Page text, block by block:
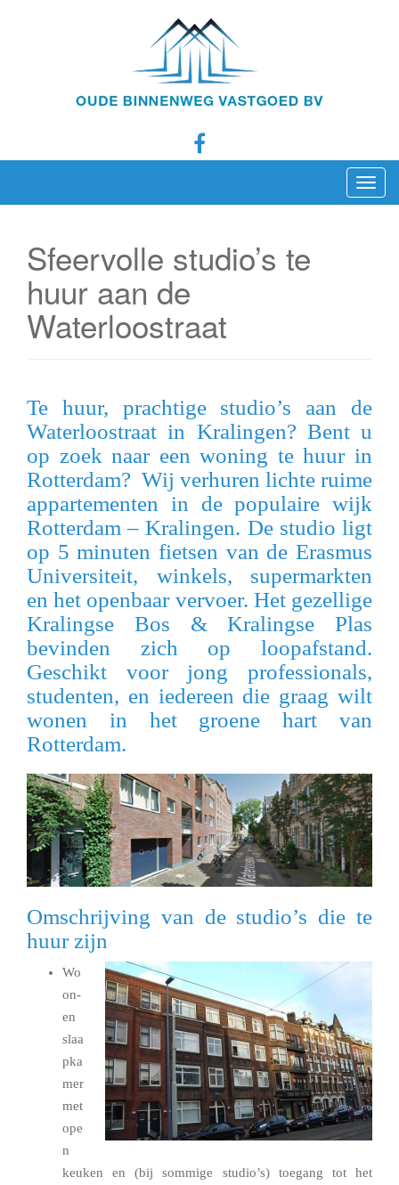
T
o
g
a
t
i
o
n
Sfeervolle studio’s te
huur aan de
Waterloostraat
Te huur, prachtige studio’s aan de
Waterloostraat in Kralingen? Bent u
op zoek naar een woning te huur in
Rotterdam? Wij verhuren lichte ruime
appartementen in de populaire wijk
Rotterdam – Kralingen. De studio ligt
op 5 minuten fietsen van de Erasmus
Universiteit, winkels, supermarkten
en het openbaar vervoer. Het gezellige
Kralingse Bos & Kralingse Plas
bevinden zich op loopafstand.
Geschikt voor jong professionals,
studenten, en iedereen die graag wilt
wonen in het groene hart van
Rotterdam.
Omschrijving van de studio’s die te
huur zijn
Wo
on-
en
slaa
pka
mer
met
ope
n
keuken en (bij sommige studio’s) toegang tot het